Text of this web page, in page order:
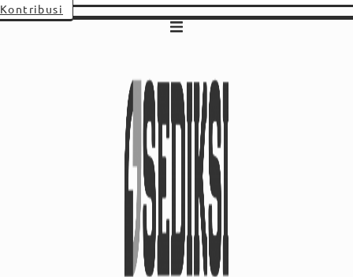
Kontribusi